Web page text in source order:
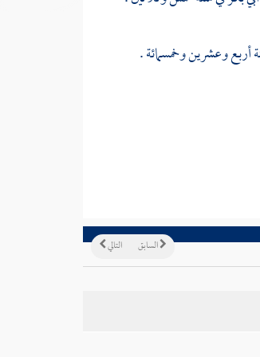
أربع وعشرين وخمسمائة .
التالي السابق